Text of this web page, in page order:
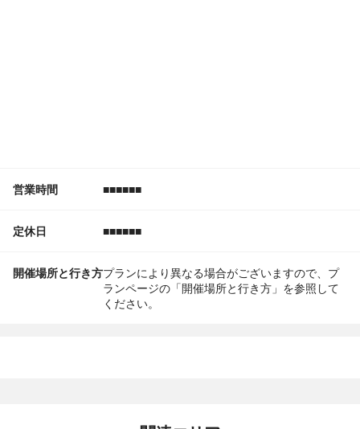
営業時間 ■■■■■■
定休日 ■■■■■■
開催場所と行き方プランにより異なる場合がございますので、プ
ランページの「開催場所と行き方」を参照して
ください。